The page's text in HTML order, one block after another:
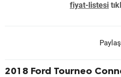
fiyat-listesi
Paylaş
2018 Ford Tourneo